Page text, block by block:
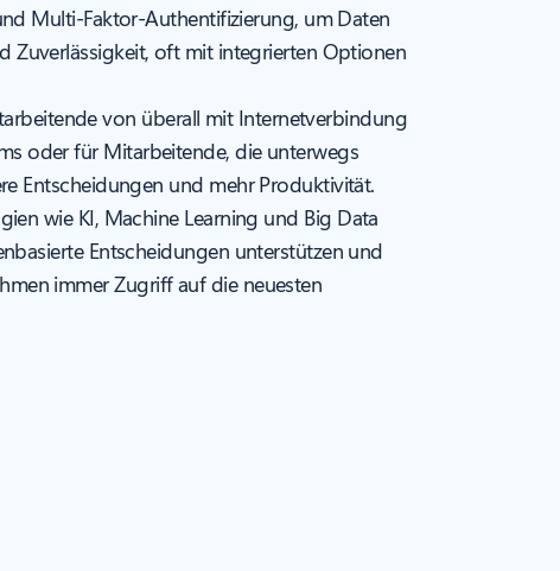
Multi-Faktor-Authentifizierung, um Daten
Zuverlässigkeit, oft mit integrierten Optionen
von überall mit Internetverbindung
oder für Mitarbeitende, die unterwegs
Entscheidungen und mehr Produktivität.
wie KI, Machine Learning und Big Data
Entscheidungen unterstützen und
immer Zugriff auf die neuesten